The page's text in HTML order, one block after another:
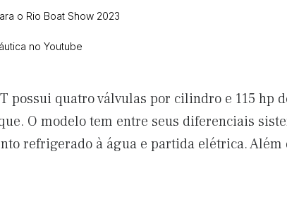
o Rio Boat Show 2023
no Youtube
possui quatro válvulas por cilindro e 115 hp
O modelo tem entre seus diferenciais
refrigerado à água e partida elétrica. Além